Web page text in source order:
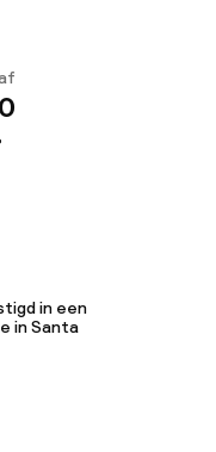
in een
in Santa